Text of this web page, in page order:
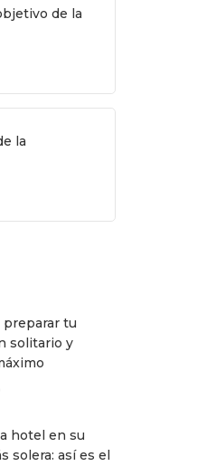
de la
la
preparar tu
solitario y
hotel en su
solera: así es el